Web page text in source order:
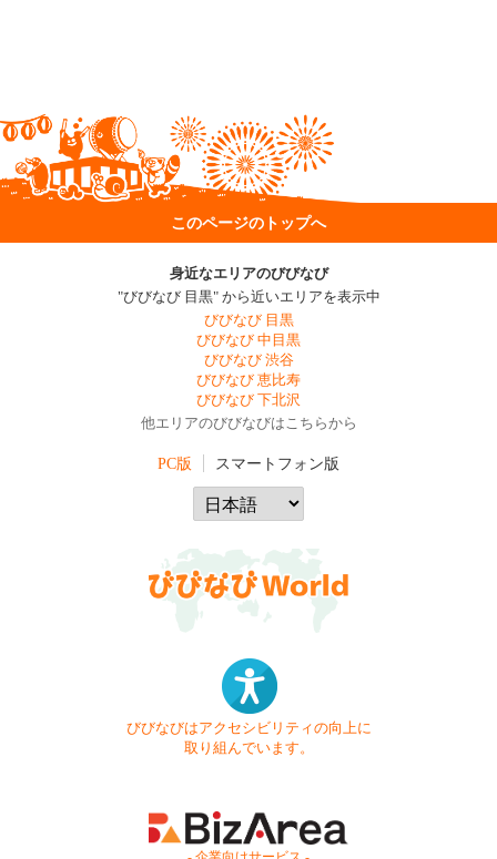
このページのトップへ
身近なエリアのびびなび
"びびなび 目黒" から近いエリアを表示中
びびなび 目黒
びびなび 中目黒
びびなび 渋谷
びびなび 恵比寿
びびなび 下北沢
他エリアのびびなびはこちらから
PC版 スマートフォン版
びびなびはアクセシビリティの向上に
取り組んでいます。